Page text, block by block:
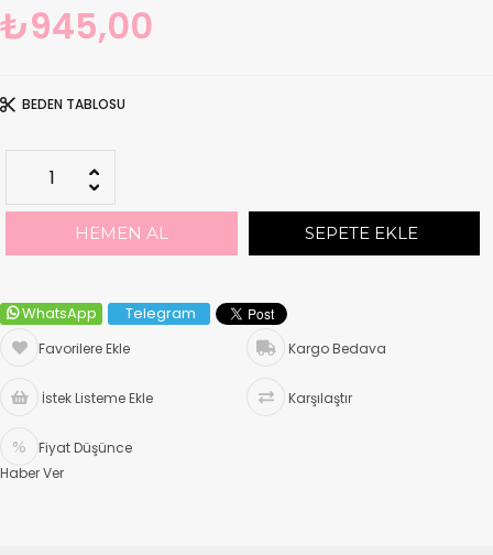
₺945,00
BEDEN TABLOSU
WhatsApp Telegram
Favorilere Ekle Kargo Bedava
İstek Listeme Ekle Karşılaştır
Fiyat Düşünce
Haber Ver